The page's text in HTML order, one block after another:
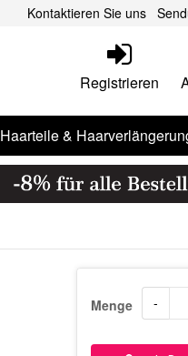
Kontaktieren Sie uns
Registrieren
Haarteile &
Menge -